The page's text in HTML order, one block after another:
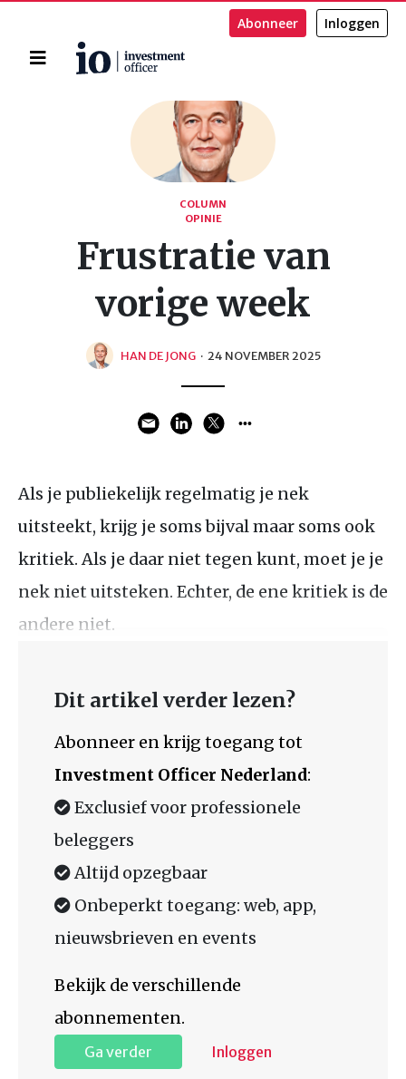
Home
Abonneer Inloggen
COLUMN
OPINIE
Frustratie van
vorige week
HAN DE JONG · 24 NOVEMBER 2025
Als je publiekelijk regelmatig je nek
uitsteekt, krijg je soms bijval maar soms ook
kritiek. Als je daar niet tegen kunt, moet je je
nek niet uitsteken. Echter, de ene kritiek is de
andere niet.
Dit artikel verder lezen?
Abonneer en krijg toegang tot
Investment Officer Nederland:
Exclusief voor professionele
beleggers
Altijd opzegbaar
Onbeperkt toegang: web, app,
nieuwsbrieven en events
Bekijk de verschillende
abonnementen.
Ga verder Inloggen